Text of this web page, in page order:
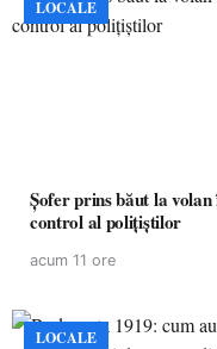
LOCALE
Șofer prins băut la
control al polițiștilor
acum 11 ore
LOCALE